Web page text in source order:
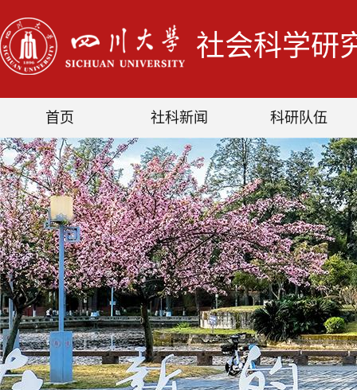
社会科学研
首页 社科新闻 科研队伍